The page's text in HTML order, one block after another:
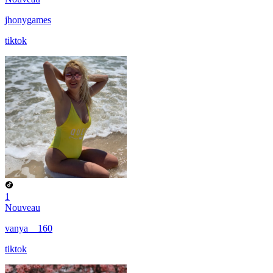
jhonygames
tiktok
1
Nouveau
vanya__160
tiktok